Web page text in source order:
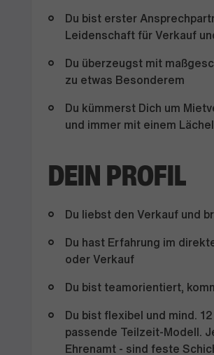
Du bist erster
Leidenschaft für Verkauf
Du überzeugst mit
zu etwas Besonderem
Du kümmerst Dich um
und immer mit einem
DEIN PROFIL
Du liebst den Verkauf und
Du hast Erfahrung im
oder Verkauf
Du bist teamorientiert,
Du bist flexibel und mind.
passende Teilzeit-Modell.
Ehrenamt - sind feste